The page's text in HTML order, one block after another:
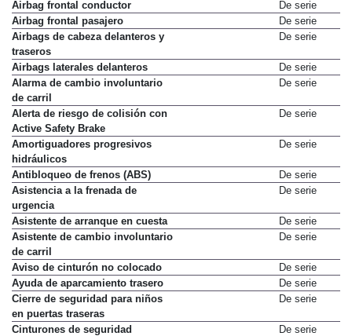
Airbag frontal conductor
De serie
Airbag frontal pasajero
De serie
Airbags de cabeza delanteros y
traseros
De serie
Airbags laterales delanteros
De serie
Alarma de cambio involuntario
de carril
De serie
Alerta de riesgo de colisión con
Active Safety Brake
De serie
Amortiguadores progresivos
hidráulicos
De serie
Antibloqueo de frenos (ABS)
De serie
Asistencia a la frenada de
urgencia
De serie
Asistente de arranque en cuesta
De serie
Asistente de cambio involuntario
de carril
De serie
Aviso de cinturón no colocado
De serie
Ayuda de aparcamiento trasero
De serie
Cierre de seguridad para niños
en puertas traseras
De serie
Cinturones de seguridad
De serie